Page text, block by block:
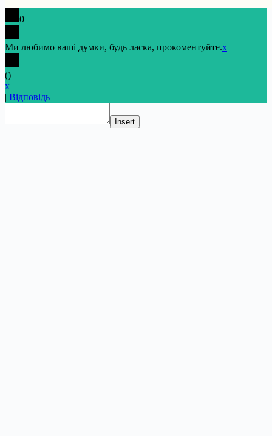
0
Ми любимо ваші думки, будь ласка, прокоментуйте.x
()
x
| Відповідь
Insert